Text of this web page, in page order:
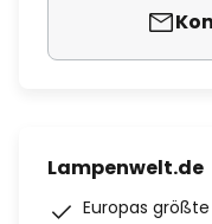
Lampenwelt.de
Europas